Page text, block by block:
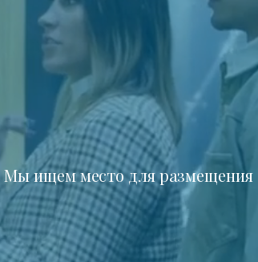
Мы ищем место для размещения